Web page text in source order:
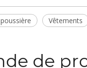
Vêtements
de